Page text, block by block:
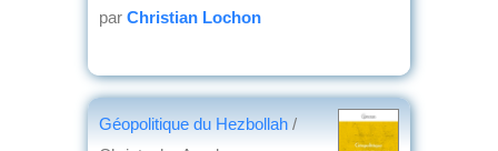
par Christian Lochon
Géopolitique du Hezbollah /